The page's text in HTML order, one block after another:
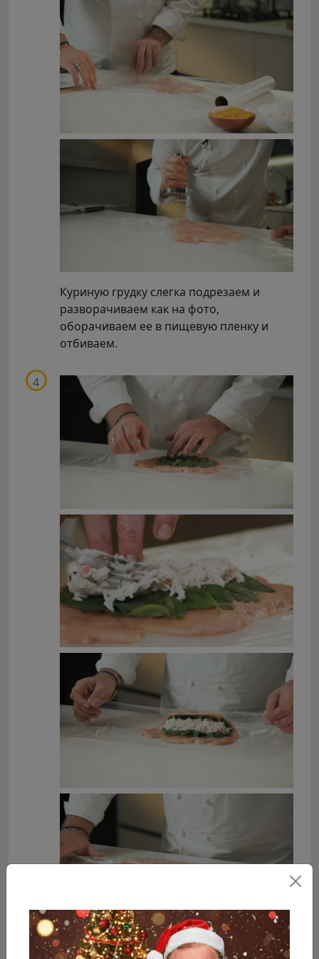
Куриную грудку слегка подрезаем и
разворачиваем как на фото,
оборачиваем ее в пищевую пленку и
отбиваем.